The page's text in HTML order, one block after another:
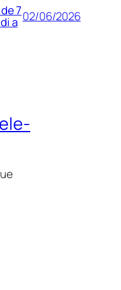
7
a 02/06/2026